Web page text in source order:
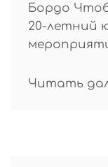
Бордо
20-летний
Читать